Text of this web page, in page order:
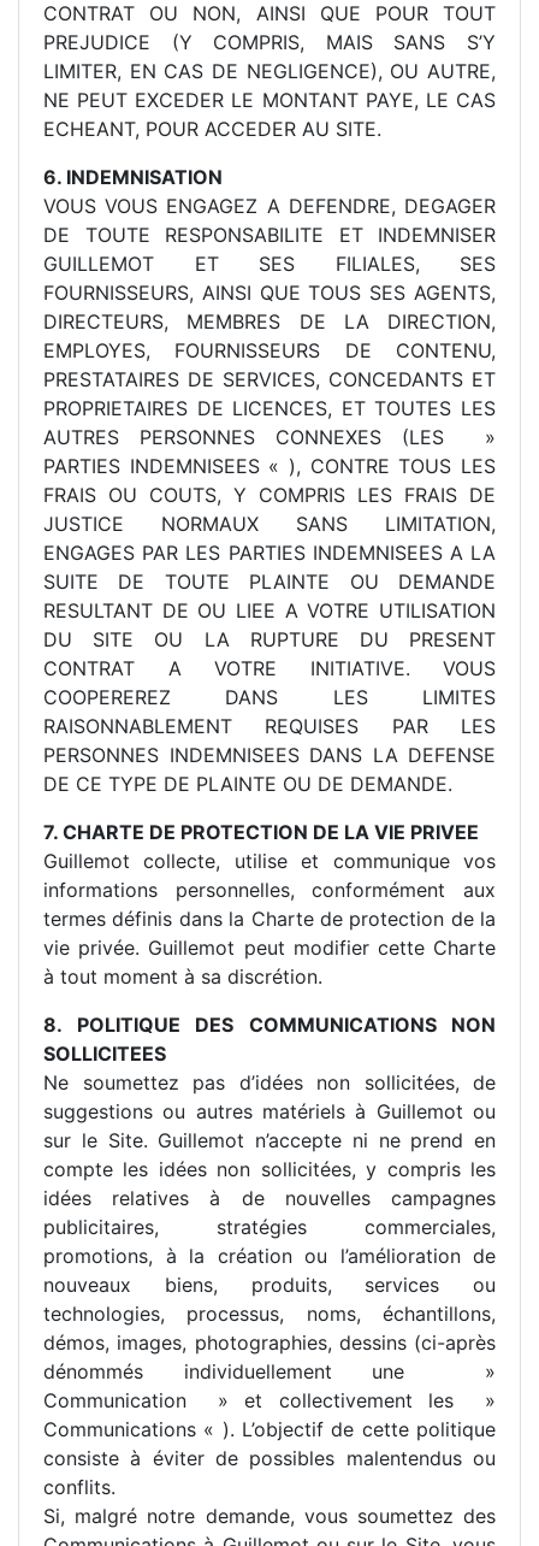
CONTRAT OU NON, AINSI QUE POUR TOUT
PREJUDICE (Y COMPRIS, MAIS SANS S’Y
LIMITER, EN CAS DE NEGLIGENCE), OU AUTRE,
NE PEUT EXCEDER LE MONTANT PAYE, LE CAS
ECHEANT, POUR ACCEDER AU SITE.
6. INDEMNISATION
VOUS VOUS ENGAGEZ A DEFENDRE, DEGAGER
DE TOUTE RESPONSABILITE ET INDEMNISER
GUILLEMOT ET SES FILIALES, SES
FOURNISSEURS, AINSI QUE TOUS SES AGENTS,
DIRECTEURS, MEMBRES DE LA DIRECTION,
EMPLOYES, FOURNISSEURS DE CONTENU,
PRESTATAIRES DE SERVICES, CONCEDANTS ET
PROPRIETAIRES DE LICENCES, ET TOUTES LES
AUTRES PERSONNES CONNEXES (LES »
PARTIES INDEMNISEES « ), CONTRE TOUS LES
FRAIS OU COUTS, Y COMPRIS LES FRAIS DE
JUSTICE NORMAUX SANS LIMITATION,
ENGAGES PAR LES PARTIES INDEMNISEES A LA
SUITE DE TOUTE PLAINTE OU DEMANDE
RESULTANT DE OU LIEE A VOTRE UTILISATION
DU SITE OU LA RUPTURE DU PRESENT
CONTRAT A VOTRE INITIATIVE. VOUS
COOPEREREZ DANS LES LIMITES
RAISONNABLEMENT REQUISES PAR LES
PERSONNES INDEMNISEES DANS LA DEFENSE
DE CE TYPE DE PLAINTE OU DE DEMANDE.
7. CHARTE DE PROTECTION DE LA VIE PRIVEE
Guillemot collecte, utilise et communique vos
informations personnelles, conformément aux
termes définis dans la Charte de protection de la
vie privée. Guillemot peut modifier cette Charte
à tout moment à sa discrétion.
8. POLITIQUE DES COMMUNICATIONS NON
SOLLICITEES
Ne soumettez pas d’idées non sollicitées, de
suggestions ou autres matériels à Guillemot ou
sur le Site. Guillemot n’accepte ni ne prend en
compte les idées non sollicitées, y compris les
idées relatives à de nouvelles campagnes
publicitaires, stratégies commerciales,
promotions, à la création ou l’amélioration de
nouveaux biens, produits, services ou
technologies, processus, noms, échantillons,
démos, images, photographies, dessins (ci-après
dénommés individuellement une »
Communication » et collectivement les »
Communications « ). L’objectif de cette politique
consiste à éviter de possibles malentendus ou
conflits.
Si, malgré notre demande, vous soumettez des